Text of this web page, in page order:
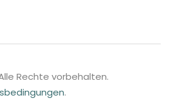
Rechte vorbehalten.
.